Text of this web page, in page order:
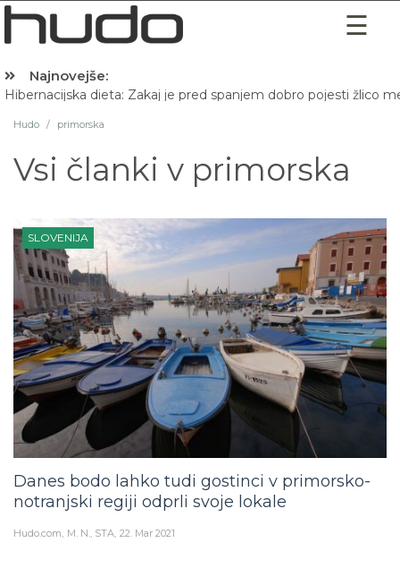
Najnovejše:
Hibernacijska dieta: Zakaj je pred spanjem dobro pojesti žlico
Hudo / primorska
Vsi članki v primorska
SLOVENIJA
Danes bodo lahko tudi gostinci v primorsko-
notranjski regiji odprli svoje lokale
Hudo.com M. N., STA 22. Mar 2021